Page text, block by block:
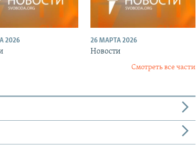
2026 26 МАРТА 2026
Новости
Смотреть все части